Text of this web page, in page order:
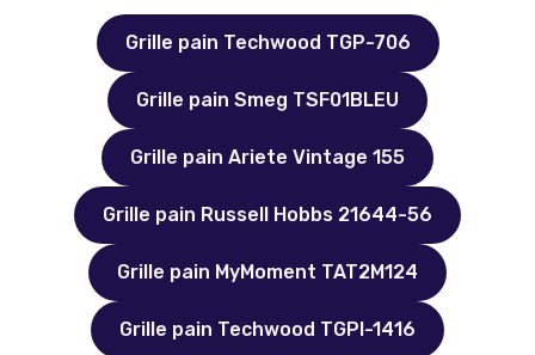
Grille pain Techwood TGP-706
Grille pain Smeg TSF01BLEU
Grille pain Ariete Vintage 155
Grille pain Russell Hobbs 21644-56
Grille pain MyMoment TAT2M124
Grille pain Techwood TGPI-1416